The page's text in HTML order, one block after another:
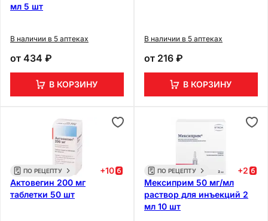
мл 5 шт
В наличии в 5 аптеках
от 434 ₽
В КОРЗИНУ
В наличии в 5 аптеках
от 216 ₽
В КОРЗИНУ
ПО РЕЦЕПТУ +10
Актовегин 200 мг
таблетки 50 шт
ПО РЕЦЕПТУ +2
Мексиприм 50 мг/мл
раствор для инъекций 2
мл 10 шт